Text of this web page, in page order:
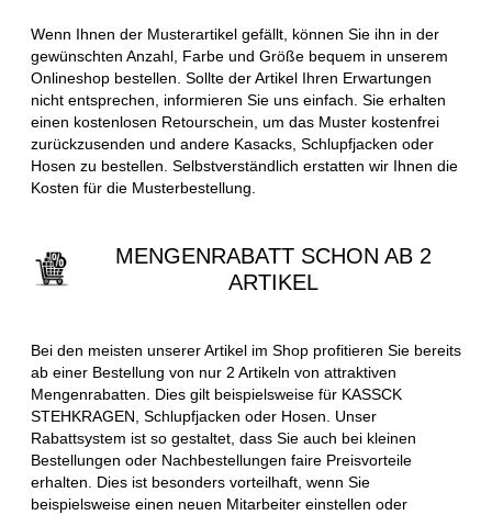
Wenn Ihnen der Musterartikel gefällt, können Sie ihn in der
gewünschten Anzahl, Farbe und Größe bequem in unserem
Onlineshop bestellen. Sollte der Artikel Ihren Erwartungen
nicht entsprechen, informieren Sie uns einfach. Sie erhalten
einen kostenlosen Retourschein, um das Muster kostenfrei
zurückzusenden und andere Kasacks, Schlupfjacken oder
Hosen zu bestellen. Selbstverständlich erstatten wir Ihnen die
Kosten für die Musterbestellung.
MENGENRABATT SCHON AB 2
ARTIKEL
Bei den meisten unserer Artikel im Shop profitieren Sie bereits
ab einer Bestellung von nur 2 Artikeln von attraktiven
Mengenrabatten. Dies gilt beispielsweise für KASSCK
STEHKRAGEN, Schlupfjacken oder Hosen. Unser
Rabattsystem ist so gestaltet, dass Sie auch bei kleinen
Bestellungen oder Nachbestellungen faire Preisvorteile
erhalten. Dies ist besonders vorteilhaft, wenn Sie
beispielsweise einen neuen Mitarbeiter einstellen oder